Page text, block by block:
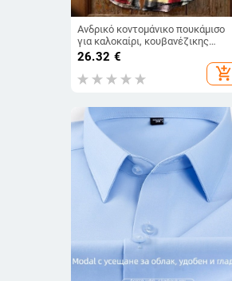
Ανδρικό κοντομάνικο πουκάμισο
για καλοκαίρι, κουβανέζικης
έμπνευσης ρετρό εκτύπωση
Χαβάη, φαρδιά γραμμή
26.32 €
add_shopping_cart